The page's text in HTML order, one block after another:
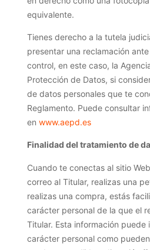
equivalente.
Tienes derecho a la tutela
presentar una reclamación
control, en este caso, la
Protección de Datos, si
de datos personales que te
Reglamento. Puede consultar
en www.aepd.es
Finalidad del tratamiento de
Cuando te conectas al sitio
correo al Titular, realizas una
realizas una compra, estás
carácter personal de la que el
Titular. Esta información puede
carácter personal como